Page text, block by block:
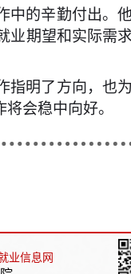
中的辛勤付出。
业期望和实际需
指明了方向，也
会稳中向好。
业信息网